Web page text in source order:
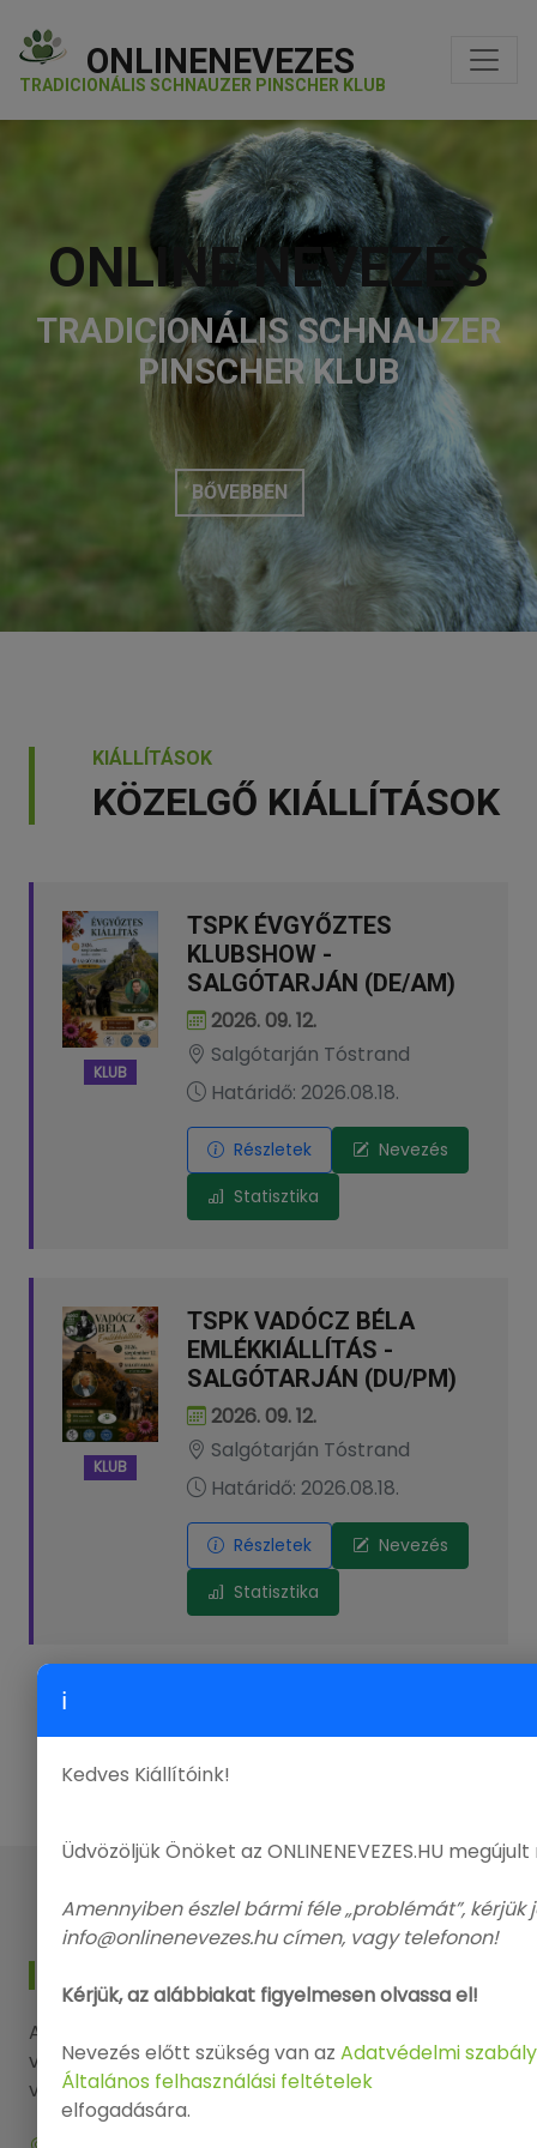
ONLINENEVEZES
TRADICIONÁLIS SCHNAUZER PINSCHER KLUB
ONLINE NEVEZÉS
TRADICIONÁLIS SCHNAUZER
PINSCHER KLUB
BŐVEBBEN
KIÁLLÍTÁSOK
KÖZELGŐ KIÁLLÍTÁSOK
KLUB
TSPK ÉVGYŐZTES
KLUBSHOW -
SALGÓTARJÁN (DE/AM)
2026. 09. 12.
Salgótarján Tóstrand
Határidő: 2026.08.18.
Részletek
Nevezés
Statisztika
KLUB
TSPK VADÓCZ BÉLA
EMLÉKKIÁLLÍTÁS -
SALGÓTARJÁN (DU/PM)
2026. 09. 12.
Salgótarján Tóstrand
Határidő: 2026.08.18.
Részletek
Nevezés
Statisztika
Amennyiben kérdése, észrevétele lenne, kérjük
vegye fel a kapcsolatot elérhetőségeink
valamelyikén.
ℹ
Kedves Kiállítóink!
Üdvözöljük Önöket az ONLINENEVEZES.HU
Amennyiben észlel bármi féle „problémát”, kérjük
info@onlinenevezes.hu címen, vagy telefonon!
Kérjük, az alábbiakat figyelmesen olvassa el!
Nevezés előtt szükség van azAdatvédelmi
Általános felhasználási feltételek
elfogadására.